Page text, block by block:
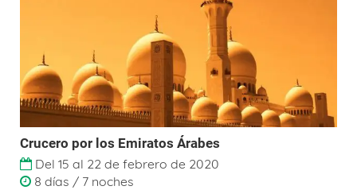
Crucero por los Emiratos Árabes
Del 15 al 22 de febrero de 2020
8 días / 7 noches